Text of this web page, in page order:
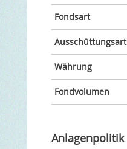
Fondsart
Ausschüttungsart
Währung
Fondvolumen
Anlagenpolitik